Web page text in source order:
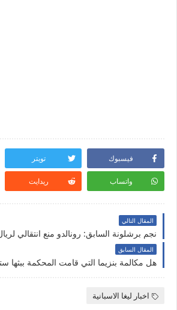
فيسبوك تويتر
واتساب ريدايت
المقال التالي
نجم برشلونة السابق: رونالدو منع انتقالي
المقال السابق
اخبار ليغا الاسبانية